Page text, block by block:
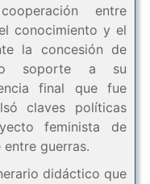
entre
conocimiento y el
la concesión de
soporte a su
final que fue
claves políticas
feminista de
guerras.
didáctico que